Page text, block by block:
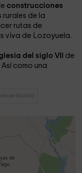
construcciones
rurales de la
rutas de
viva de Lozoyuela.
del siglo VII de
como una
de Madrid